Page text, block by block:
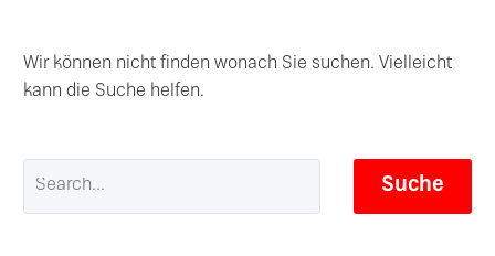
Wir können nicht finden wonach Sie suchen. Vielleicht
kann die Suche helfen.
Suche